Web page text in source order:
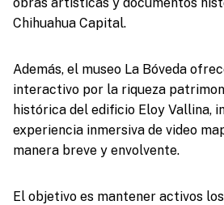
Chihuahua Capital.
Además, el museo La Bóveda
interactivo por la riqueza
histórica del edificio Eloy Vallina,
experiencia inmersiva de video
manera breve y envolvente.
El objetivo es mantener activos